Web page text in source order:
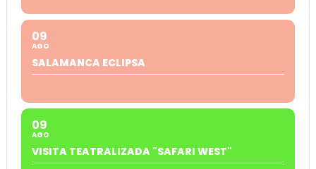
09
AGO
SALAMANCA ECLIPSA
09
AGO
VISITA TEATRALIZADA "SAFARI WEST"